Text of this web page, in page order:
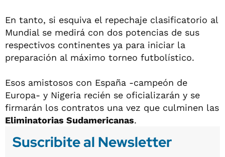
En tanto, si esquiva el repechaje clasificatorio al
Mundial se medirá con dos potencias de sus
respectivos continentes ya para iniciar la
preparación al máximo torneo futbolístico.
Esos amistosos con España -campeón de
Europa- y Nigeria recién se oficializarán y se
firmarán los contratos una vez que culminen las
Eliminatorias Sudamericanas.
Suscribite al Newsletter